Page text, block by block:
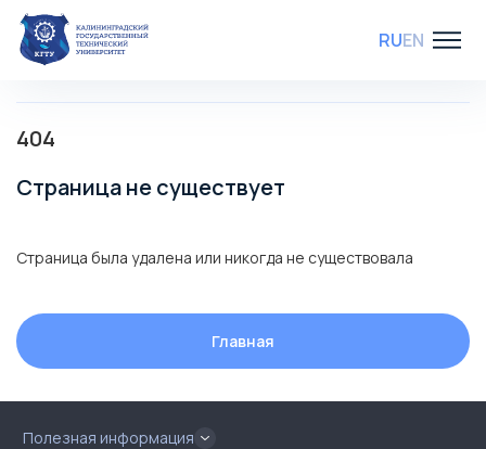
RUEN
404
Страница не существует
Страница была удалена или никогда не существовала
Главная
Полезная информация